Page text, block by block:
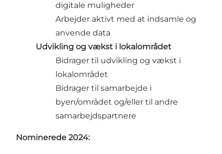
digitale muligheder
Arbejder aktivt med at indsamle og
anvende data
Udvikling og vækst i lokalområdet
Bidrager til udvikling og vækst i
lokalområdet
Bidrager til samarbejde i
byen/området og/eller til andre
samarbejdspartnere
Nominerede 2024: